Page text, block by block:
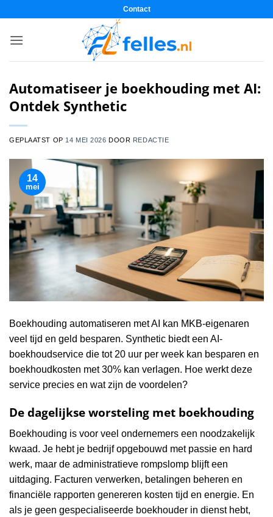
inhoud
Contact
Automatiseer je boekhouding met AI:
Ontdek Synthetic
GEPLAATST OP 14 MEI 2026 DOOR REDACTIE
14
mei
Boekhouding automatiseren met AI kan MKB-eigenaren
veel tijd en geld besparen. Synthetic biedt een AI-
boekhoudservice die tot 20 uur per week kan besparen en
boekhoudkosten met 30% kan verlagen. Hoe werkt deze
service precies en wat zijn de voordelen?
De dagelijkse worsteling met boekhouding
Boekhouding is voor veel ondernemers een noodzakelijk
kwaad. Je hebt je bedrijf opgebouwd met passie en hard
werk, maar de administratieve rompslomp blijft een
uitdaging. Facturen verwerken, betalingen beheren en
financiële rapporten genereren kosten tijd en energie. En
als je geen gespecialiseerde boekhouder in dienst hebt,